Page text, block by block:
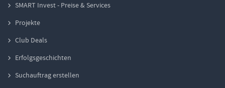
SMART Invest - Preise & Services
Projekte
Club Deals
Erfolgsgeschichten
Suchauftrag erstellen